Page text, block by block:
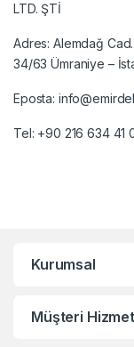
LTD. ŞTİ
Adres: Alemdağ Cad.
34/63 Ümraniye –
Eposta:
Tel: +90 216 634 41
Kurumsal
Müşteri